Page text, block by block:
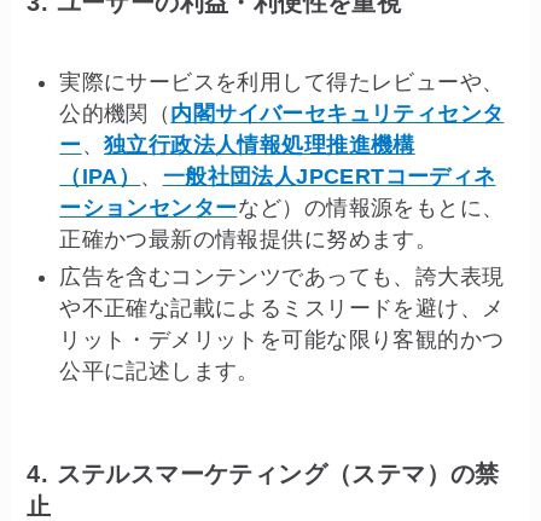
実際にサービスを利用して得たレビューや、
公的機関（ 内閣サイバーセキュリティセンタ
ー、独立行政法人情報処理推進機構
（IPA） 、 一般社団法人JPCERTコーディネ
ーションセンターなど）の情報源をもとに、
正確かつ最新の情報提供に努めます。
広告を含むコンテンツであっても、誇大表現
や不正確な記載によるミスリードを避け、メ
リット・デメリットを可能な限り客観的かつ
公平に記述します。
4. ステルスマーケティング（ステマ）の禁
止